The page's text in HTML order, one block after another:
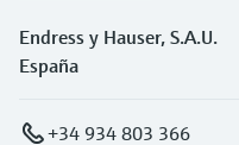
Endress y Hauser, S.A.U.
España
+34 934 803 366